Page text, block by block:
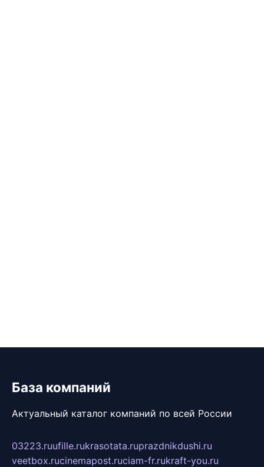
База компаний
Актуальный каталог компаний по всей России
03223.ruufille.rukrasotata.ruprazdnikdushi.ru
veetbox.rucinemapost.ruciam-fr.rukraft-you.ru